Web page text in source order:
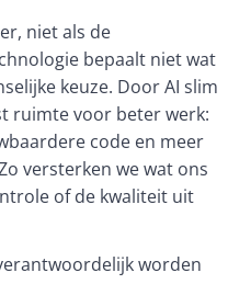
niet als de
bepaalt niet wat
keuze. Door AI slim
ruimte voor beter werk:
code en meer
versterken we wat ons
of de kwaliteit uit
worden